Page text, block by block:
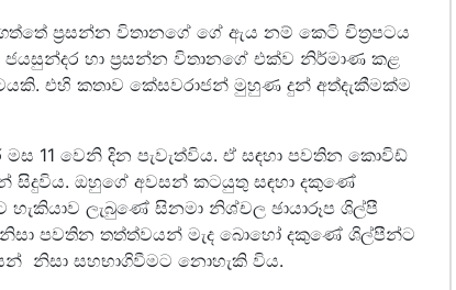
ප්‍රසන්න විතානගේ ගේ ඇය නම් කෙටි චිත්‍රපටය
හා ප්‍රසන්න විතානගේ එක්ව නිර්මාණ කළ
එහි කතාව කේසවරාජන් මුහුණ දුන් අත්දැකීමක්ම
11 වෙනි දින පැවැත්විය. ඒ සඳහා පවතින කොවිඩ්
සිදුවිය. ඔහුගේ අවසන් කටයුතු සඳහා දකුණේ
ලැබුණේ සිනමා නිශ්චල ඡායාරූප ශිල්පී
පවතින තත්ත්වයන් මැද බොහෝ දකුණේ ශිල්පීන්ට
නිසා සහභාගිවීමට නොහැකි විය.